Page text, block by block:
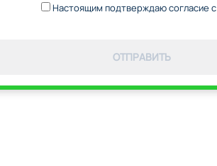
Настоящим подтверждаю согласие с
ОТПРАВИТЬ